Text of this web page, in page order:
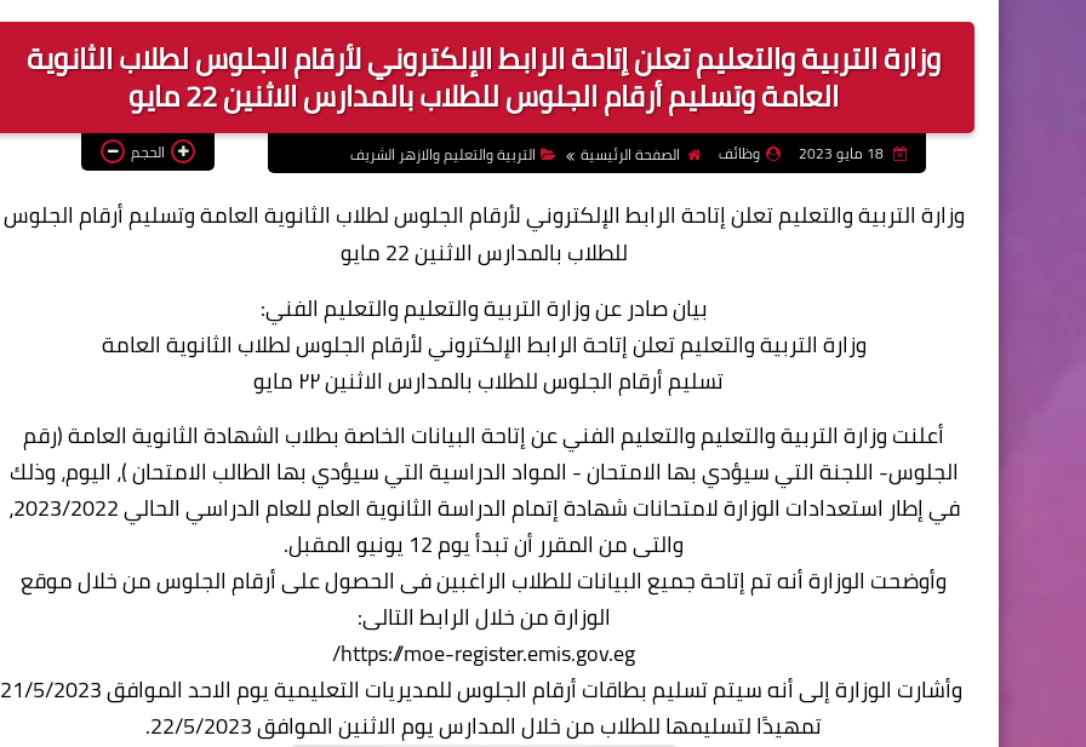
وزارة التربية والتعليم تعلن إتاحة الرابط الإلكتروني لأرقام الجلوس لطلاب الثانوية
العامة وتسليم أرقام الجلوس للطلاب بالمدارس الاثنين 22 مايو
18 مايو 2023 وظائف الصفحة الرئيسية التربية والتعليم والازهر الشريف الحجم
وزارة التربية والتعليم تعلن إتاحة الرابط الإلكتروني لأرقام الجلوس لطلاب الثانوية العامة وتسليم أرقام الجلوس
للطلاب بالمدارس الاثنين 22 مايو
بيان صادر عن وزارة التربية والتعليم والتعليم الفني:
وزارة التربية والتعليم تعلن إتاحة الرابط الإلكتروني لأرقام الجلوس لطلاب الثانوية العامة
تسليم أرقام الجلوس للطلاب بالمدارس الاثنين ٢٢ مايو
أعلنت وزارة التربية والتعليم والتعليم الفني عن إتاحة البيانات الخاصة بطلاب الشهادة الثانوية العامة (رقم
الجلوس- اللجنة التي سيؤدي بها الامتحان - المواد الدراسية التي سيؤدي بها الطالب الامتحان )، اليوم، وذلك
في إطار استعدادات الوزارة لامتحانات شهادة إتمام الدراسة الثانوية العام للعام الدراسي الحالي 2023/2022،
والتى من المقرر أن تبدأ يوم 12 يونيو المقبل.
وأوضحت الوزارة أنه تم إتاحة جميع البيانات للطلاب الراغبين فى الحصول على أرقام الجلوس من خلال موقع
الوزارة من خلال الرابط التالى:
https://moe-register.emis.gov.eg/
وأشارت الوزارة إلى أنه سيتم تسليم بطاقات أرقام الجلوس للمديريات التعليمية يوم الاحد الموافق 21/5/2023
تمهيدًا لتسليمها للطلاب من خلال المدارس يوم الاثنين الموافق 22/5/2023.